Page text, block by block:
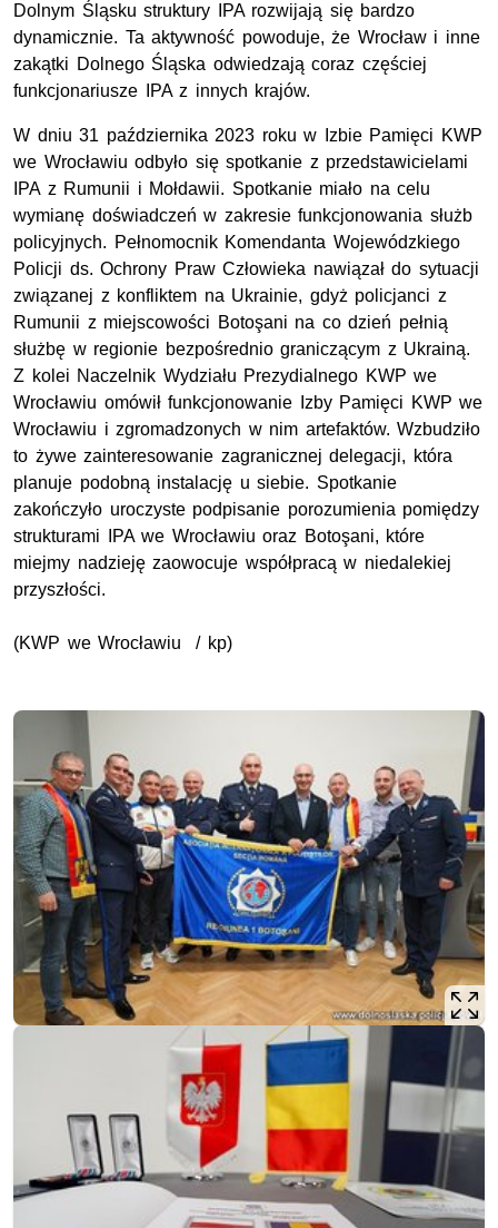
Dolnym Śląsku struktury
IPArozwijają się bardzo
dynamicznie. Ta aktywność powoduje, że Wrocław i inne
zakątki Dolnego Śląska odwiedzają coraz częściej
funkcjonariusze IPA z innych krajów.
W dniu 31 października 2023 roku w Izbie Pamięci KWP
we Wrocławiu odbyło się spotkanie z przedstawicielami
IPA z Rumunii i Mołdawii. Spotkanie miało na celu
wymianę doświadczeń w zakresie funkcjonowania służb
policyjnych. Pełnomocnik Komendanta Wojewódzkiego
Policji ds. Ochrony Praw Człowieka nawiązał do sytuacji
związanej z konfliktem na Ukrainie, gdyż policjanci z
Rumunii z miejscowości Botoşani na co dzień pełnią
służbę w regionie bezpośrednio graniczącym z Ukrainą.
Z kolei Naczelnik Wydziału Prezydialnego KWP we
Wrocławiu omówił funkcjonowanie Izby Pamięci KWP we
Wrocławiu i zgromadzonych w nim artefaktów. Wzbudziło
to żywe zainteresowanie zagranicznej delegacji, która
planuje podobną instalację u siebie. Spotkanie
zakończyło uroczyste podpisanie porozumienia pomiędzy
strukturami IPA we Wrocławiu oraz Botoşani, które
miejmy nadzieję zaowocuje współpracą w niedalekiej
przyszłości.
(KWP we Wrocławiu / kp)